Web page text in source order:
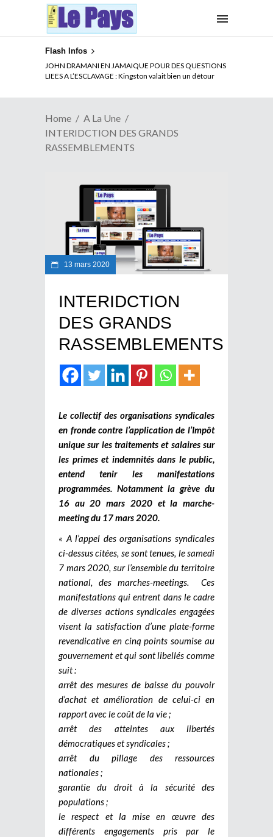
Flash Infos
ELECTION DE TALON A LA TETE DU SENAT BENINOIS :
Quand Patrice quitte le pouvoir sans partir !
Home
A La Une
INTERIDCTION DES GRANDS
RASSEMBLEMENTS
13 mars 2020
INTERIDCTION
DES GRANDS
RASSEMBLEMENTS
Le collectif des organisations syndicales
en fronde contre l’application de l’Impôt
unique sur les traitements et salaires sur
les primes et indemnités dans le public,
entend tenir les manifestations
programmées. Notamment la grève du
16 au 20 mars 2020 et la marche-
meeting du 17 mars 2020.
« A l’appel des organisations syndicales
ci-dessus citées, se sont tenues, le samedi
7 mars 2020, sur l’ensemble du territoire
national, des marches-meetings. Ces
manifestations qui entrent dans le cadre
de diverses actions syndicales engagées
visent la satisfaction d’une plate-forme
revendicative en cinq points soumise au
gouvernement et qui sont libellés comme
suit :
arrêt des mesures de baisse du pouvoir
d’achat et amélioration de celui-ci en
rapport avec le coût de la vie ;
arrêt des atteintes aux libertés
démocratiques et syndicales ;
arrêt du pillage des ressources
nationales ;
garantie du droit à la sécurité des
populations ;
le respect et la mise en œuvre des
différents engagements pris par le